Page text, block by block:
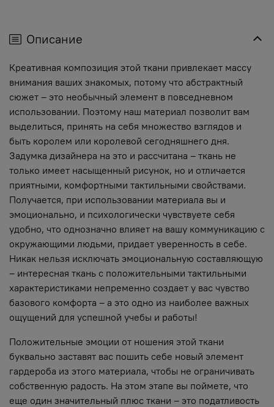
Описание
Креативная композиция этой ткани привлекает массу
внимания ваших знакомых, потому что абстрактный
сюжет – это необычный элемент в повседневном
использовании. Поэтому наш материал позволит вам
выделиться, принять на себя множество взглядов и
быть королем или королевой сегодняшнего дня.
Задумка дизайнера на это и рассчитана – ткань не
только имеет насыщенный рисунок, но и отличается
приятными, комфортными тактильными свойствами.
Получается, при использовании материала вы и
эмоционально, и психологически чувствуете себя
удобно, что однозначно влияет на вашу коммуникацию с
окружающими людьми, придает уверенность в себе.
Никак нельзя исключать эмоциональную составляющую
– интересная ткань с положительными тактильными
характеристиками непременно создает у вас чувство
базового комфорта – а это одно из наиболее важных
ощущений для успешной учебы и работы!
Положительные эмоции от ношения этой ткани
буквально заставят вас пошить себе новый элемент
гардероба из этого материала, чтобы не ограничивать
собственную радость. На этом этапе вы поймете, что
еще один значительный плюс ткани – это податливость